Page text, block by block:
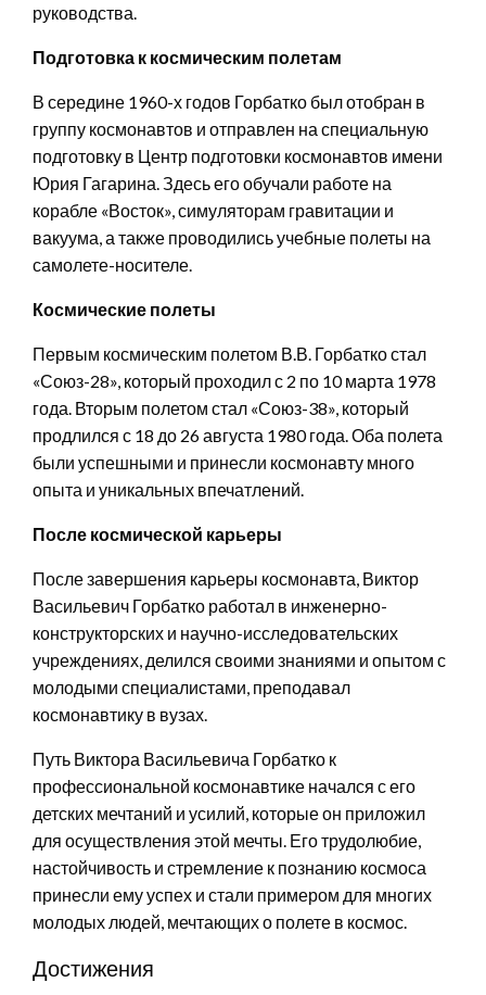
руководства.
Подготовка к космическим полетам
В середине 1960-х годов Горбатко был отобран в
группу космонавтов и отправлен на специальную
подготовку в Центр подготовки космонавтов имени
Юрия Гагарина. Здесь его обучали работе на
корабле «Восток», симуляторам гравитации и
вакуума, а также проводились учебные полеты на
самолете-носителе.
Космические полеты
Первым космическим полетом В.В. Горбатко стал
«Союз-28», который проходил с 2 по 10 марта 1978
года. Вторым полетом стал «Союз-38», который
продлился с 18 до 26 августа 1980 года. Оба полета
были успешными и принесли космонавту много
опыта и уникальных впечатлений.
После космической карьеры
После завершения карьеры космонавта, Виктор
Васильевич Горбатко работал в инженерно-
конструкторских и научно-исследовательских
учреждениях, делился своими знаниями и опытом с
молодыми специалистами, преподавал
космонавтику в вузах.
Путь Виктора Васильевича Горбатко к
профессиональной космонавтике начался с его
детских мечтаний и усилий, которые он приложил
для осуществления этой мечты. Его трудолюбие,
настойчивость и стремление к познанию космоса
принесли ему успех и стали примером для многих
молодых людей, мечтающих о полете в космос.
Достижения